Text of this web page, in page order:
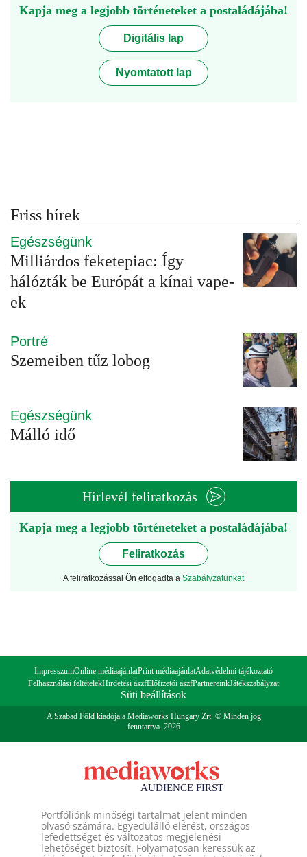
Kapja meg a legjobb történeteket a postaládájába!
Digitális lap
Nyomtatott lap
Friss hírek
Egészségünk
Milliárdos feketepiac: Így
hálózták be Európát a kínai vape-
ek
Portré
Szemeiben tűz lobog
Egészségünk
Málló idő
Hírlevél feliratkozás
Kapja meg a legjobb történeteket a postaládájába!
Feliratkozás
A feliratkozással Ön elfogadta a Szabályzatunkat
ImpresszumOnline médiaajánlatPrint médiaajánlatAdatvédelmi tájékoztató
Felhasználási feltételekHirdetési ászfElőfizetői ászfPartnereinkJátékszabályzat
Süti beállítások
A Szabad Föld kiadója a Mediaworks Hungary Zrt. © Minden jog
fenntartva. 2026
Portfóliónk minőségi tartalmat jelent minden
olvasó számára. Egyedülálló elérést, országos
lefedettséget és változatos megjelenési
lehetőséget biztosít. Folyamatosan keressük az